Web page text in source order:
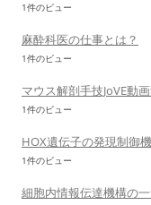
1件のビュー
麻酔科医の仕事とは？
1件のビュー
マウス解剖手技JoVE動
1件のビュー
HOX遺伝子の発現制御
1件のビュー
細胞内情報伝達機構の